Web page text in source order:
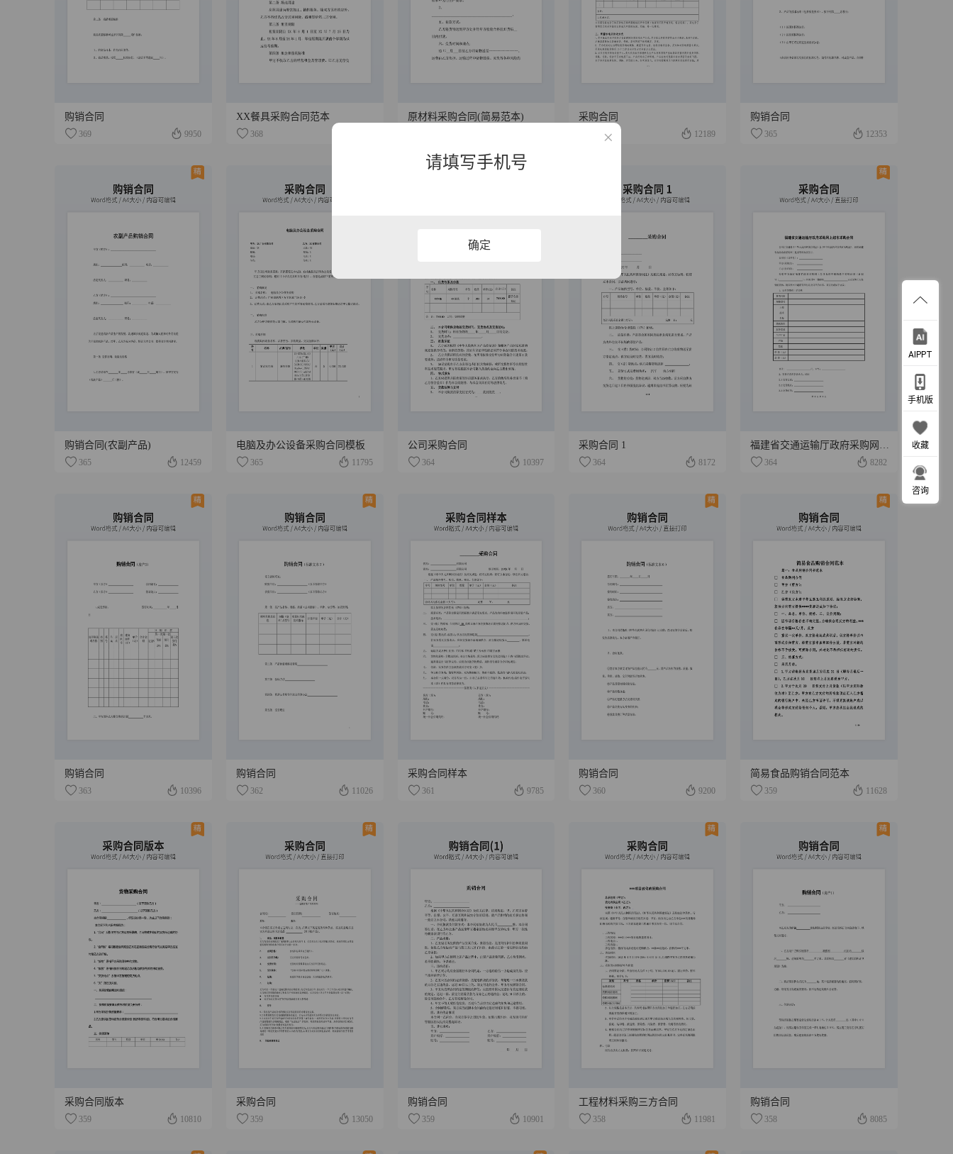
购销合同
369 9950
XX餐具采购合同范本
368
原材料采购合同(简易范本) 采购合同
365 12189
购销合同
365 12353
购销合同(农副产品)
365 12459
电脑及办公设备采购合同模板
365 11795
公司采购合同
364 10397
采购合同 1
364 8172 364 8282
购销合同
363 10396
购销合同
362 11026
采购合同样本
361 9785
购销合同
360 9200
简易食品购销合同范本
359 11628
采购合同版本
359 10810
采购合同
359 13050
购销合同
359 10901
工程材料采购三方合同
358 11981
购销合同
358 8085
AIPPT
手机版
收藏
咨询
请填写手机号
确定